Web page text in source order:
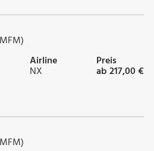
Airline
NX
Preis
ab 217,00 €